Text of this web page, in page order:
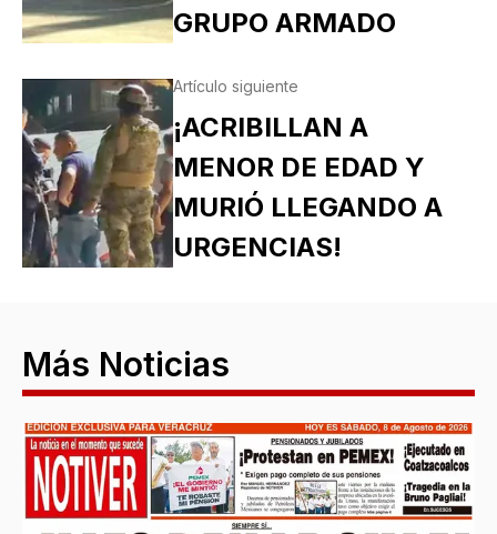
GRUPO ARMADO
Artículo siguiente
¡ACRIBILLAN A
MENOR DE EDAD Y
MURIÓ LLEGANDO A
URGENCIAS!
Más Noticias